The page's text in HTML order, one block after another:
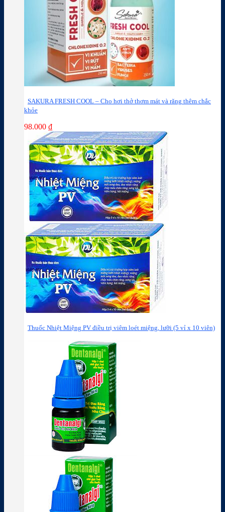
SAKURA FRESH COOL – Cho hơi thở thơm mát và răng thêm chắc
khỏe
98.000 ₫
Thuốc Nhiệt Miệng PV điều trị viêm loét miệng, lưỡi (5 vỉ x 10 viên)